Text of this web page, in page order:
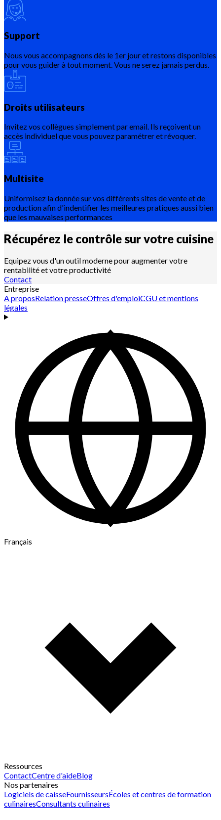
Support
Nous vous accompagnons dès le 1er jour et restons disponibles
pour vous guider à tout moment. Vous ne serez jamais perdus.
Droits utilisateurs
Invitez vos collègues simplement par email. Ils reçoivent un
accès individuel que vous pouvez paramétrer et révoquer.
Multisite
Uniformisez la donnée sur vos différents sites de vente et de
production afin d'indentifier les meilleures pratiques aussi bien
que les mauvaises performances
Récupérez le contrôle sur votre cuisine
Equipez vous d'un outil moderne pour augmenter votre
rentabilité et votre productivité
Contact
Entreprise
A proposRelation presseOffres d'emploiCGU et mentions
légales
Français
Ressources
ContactCentre d'aideBlog
Nos partenaires
Logiciels de caisseFournisseursÉcoles et centres de formation
culinairesConsultants culinaires